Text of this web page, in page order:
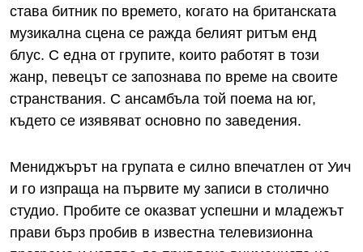
става битник по времето, когато на британската
музикална сцена се ражда белият ритъм енд
блус. С една от групите, които работят в този
жанр, певецът се запознава по време на своите
странствания. С ансамбъла той поема на юг,
където се изявяват основно по заведения.
Мениджърът на групата е силно впечатлен от Уич
и го изпраща на първите му записи в столично
студио. Пробите се оказват успешни и младежът
прави бърз пробив в известна телевизионна